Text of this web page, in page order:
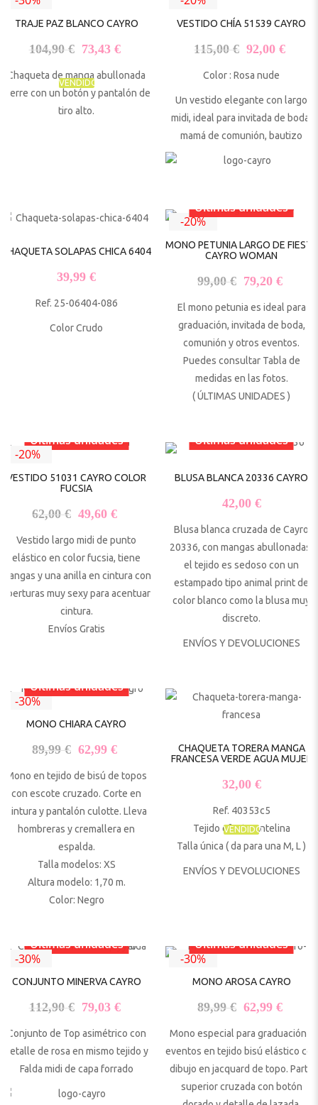
VENDIDO
TRAJE PAZ BLANCO CAYRO
104,90€ El precio original era: 104,90 €.
73,43 € El precio actual es: 73,43 €.
Chaqueta de manga abullonada
cierre con un botón y pantalón de
tiro alto.
VESTIDO CHÍA 51539 CAYRO
115,00€ El precio
92,00€
Color : Rosa nude
Un vestido elegante con largo
midi, ideal para invitada de boda,
mamá de comunión, bautizo
CHAQUETA SOLAPAS CHICA 6404
39,99€
Ref. 25-06404-086
Color Crudo
-20%
Últimas unidades
MONO PETUNIA LARGO DE FIESTA
CAYRO WOMAN
99,00€ El precio
79,20 €
El mono petunia es ideal para
graduación, invitada de boda,
comunión y otros eventos.
Puedes consultar Tabla de
medidas en las fotos.
( ÚLTIMAS UNIDADES )
Últimas unidades
-20%
VESTIDO 51031 CAYRO COLOR
FUCSIA
62,00€ El precio original era: 62,00 €.
49,60€ El precio actual es: 49,60 €.
Vestido largo midi de punto
elástico en color fucsia, tiene
mangas y una anilla en cintura con
aberturas muy sexy para acentuar
cintura.
Envíos Gratis
Últimas unidades
BLUSA BLANCA 20336 CAYRO
42,00 €
Blusa blanca cruzada de Cayro
20336, con mangas abullonadas,
el tejido es sedoso con un
estampado tipo animal print de
color blanco como la blusa muy
discreto.
ENVÍOS Y DEVOLUCIONES
-30%
Últimas unidades
MONO CHIARA CAYRO
89,99€ El precio original era: 89,99 €.
62,99€ El precio actual es: 62,99 €.
Mono en tejido de bisú de topos
con escote cruzado. Corte en
cintura y pantalón culotte. Lleva
hombreras y cremallera en
espalda.
Talla modelos: XS
Altura modelo: 1,70 m.
Color: Negro
VENDIDO
CHAQUETA TORERA MANGA
FRANCESA VERDE AGUA MUJER
32,00 €
Ref. 40353c5
Tejido efecto Antelina
Talla única ( da para una M, L )
ENVÍOS Y DEVOLUCIONES
Últimas unidades
-30%
CONJUNTO MINERVA CAYRO
112,90€ El precio original era: 112,90 €.
79,03 € El precio actual es: 79,03 €.
Conjunto de Top asimétrico con
detalle de rosa en mismo tejido y
Falda midi de capa forrado
-30%
Últimas unidades
MONO AROSA CAYRO
89,99€ El precio
62,99 €
Mono especial para graduación y
eventos en tejido bisú elástico con
dibujo en jacquard de topo. Parte
superior cruzada con botón